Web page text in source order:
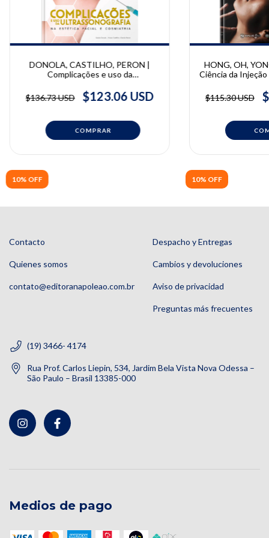
10% OFF
DONOLA, CASTILHO, PERON |
Complicações e uso da
Cosmiatria | Danilo Peron, Gisele
Donola, Vivian Castilho
$136.73 USD $123.06 USD
10% OFF
HONG, OH,
Ciência da
Bongcheol
$115.30 USD
Contacto
Quienes somos
contato@editoranapoleao.com.br
Despacho y Entregas
Cambios y devoluciones
Aviso de privacidad
Preguntas más frecuentes
(19) 3466- 4174
Rua Prof. Carlos Liepin, 534, Jardim Bela Vista Nova Odessa –
São Paulo – Brasil 13385-000
Medios de pago